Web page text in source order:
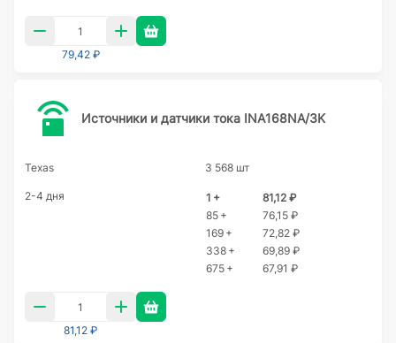
79,42 ₽
Источники и датчики тока INA168NA/3K
Texas 3 568 шт
2-4 дня 1 +
81,12 ₽
85 +
76,15 ₽
169 +
72,82 ₽
338 +
69,89 ₽
675 +
67,91 ₽
81,12 ₽